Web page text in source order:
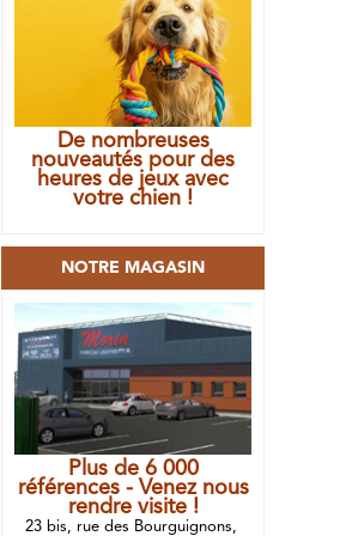
De nombreuses
nouveautés pour des
heures de jeux avec
votre chien !
NOTRE MAGASIN
Plus de 6 000
références - Venez nous
rendre visite !
23 bis, rue des Bourguignons,